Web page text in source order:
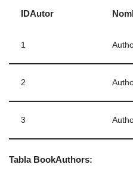
IDAutor
1
2
3
Tabla BookAuthors: